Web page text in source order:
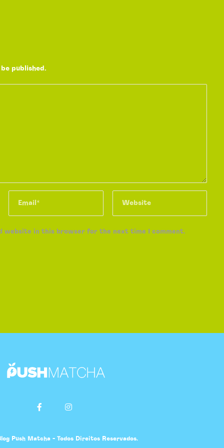
published.
website in this browser for the next time I comment.
Push Matcha - Todos Direitos Reservados.